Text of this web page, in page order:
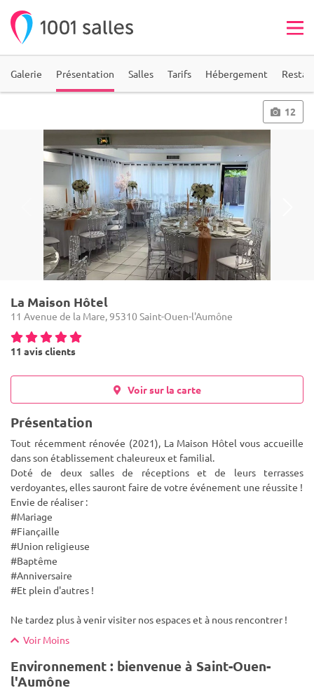
Galerie Présentation Salles Tarifs Hébergement
12
La Maison Hôtel
11 Avenue de la Mare, 95310 Saint-Ouen-l'Aumône
11 avis clients
Voir sur la carte
Présentation
Tout récemment rénovée (2021), La Maison Hôtel vous accueille
dans son établissement chaleureux et familial.
Doté de deux salles de réceptions et de leurs terrasses
verdoyantes, elles sauront faire de votre événement une réussite !
Envie de réaliser :
#Mariage
#Fiançaille
#Union religieuse
#Baptême
#Anniversaire
#Et plein d'autres !
Ne tardez plus à venir visiter nos espaces et à nous rencontrer !
Voir Moins
Environnement : bienvenue à Saint-Ouen-
l'Aumône